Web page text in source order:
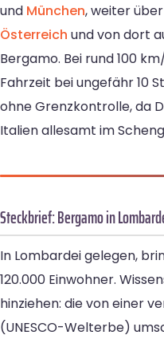
und München, weiter
Österreich und von dort
Bergamo. Bei rund 100
Fahrzeit bei ungefähr 10
ohne Grenzkontrolle, da
Italien allesamt im
Steckbrief: Bergamo in
In Lombardei gelegen,
120.000 Einwohner.
hinziehen: die von einer
(UNESCO-Welterbe)